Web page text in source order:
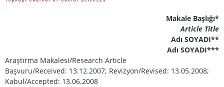
Makale Başlığı*
Article Title
Adı SOYADI**
Adı SOYADI***
Araştırma Makalesi/Research Article
Başvuru/Received: 13.12.2007; Revizyon/Revised: 13.05.2008;
Kabul/Accepted: 13.06.2008